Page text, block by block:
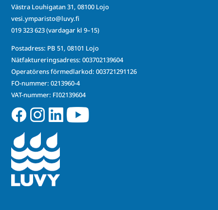
Västra Louhigatan 31, 08100 Lojo
vesi.ymparisto@luvy.fi
019 323 623(vardagar kl 9–15)
Postadress: PB 51, 08101 Lojo
Nätfaktureringsadress: 003702139604
Operatörens förmedlarkod: 003721291126
FO-nummer: 0213960-4
VAT-nummer: FI02139604